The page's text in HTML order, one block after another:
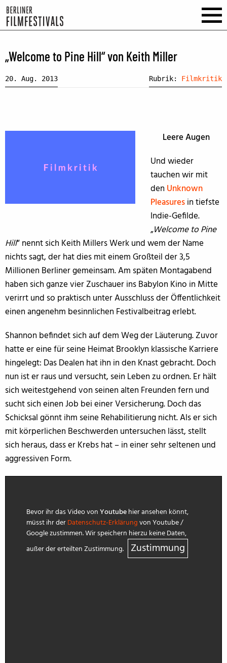
„Welcome to Pine Hill“ von Keith Miller
20. Aug. 2013 Rubrik: Filmkritik
Leere Augen
Und wieder
tauchen wir mit
den Unknown
Pleasuresin tiefste
Indie-Gefilde.
„Welcome to Pine
Hill“ nennt sich Keith Millers Werk und wem der Name
nichts sagt, der hat dies mit einem Großteil der 3,5
Millionen Berliner gemeinsam. Am späten Montagabend
haben sich ganze vier Zuschauer ins Babylon Kino in Mitte
verirrt und so praktisch unter Ausschluss der Öffentlichkeit
einen angenehm besinnlichen Festivalbeitrag erlebt.
Shannon befindet sich auf dem Weg der Läuterung. Zuvor
hatte er eine für seine Heimat Brooklyn klassische Karriere
hingelegt: Das Dealen hat ihn in den Knast gebracht. Doch
nun ist er raus und versucht, sein Leben zu ordnen. Er hält
sich weitestgehend von seinen alten Freunden fern und
sucht sich einen Job bei einer Versicherung. Doch das
Schicksal gönnt ihm seine Rehabilitierung nicht. Als er sich
mit körperlichen Beschwerden untersuchen lässt, stellt
sich heraus, dass er Krebs hat – in einer sehr seltenen und
aggressiven Form.
Bevor ihr das Video vonYoutubehier ansehen könnt,
müsst ihr derDatenschutz-Erklärungvon Youtube /
Google zustimmen. Wir speichern hierzu keine Daten,
außer der erteilten Zustimmung.
Zustimmung